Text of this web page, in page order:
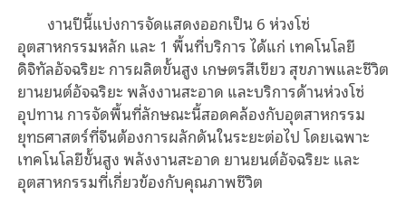
งานปีนี้แบ่งการจัดแสดงออกเป็น 6 ห่วงโซ่
อุตสาหกรรมหลัก และ 1 พื้นที่บริการ ได้แก่ เทคโนโลยี
ดิจิทัลอัจฉริยะ การผลิตขั้นสูง เกษตรสีเขียว สุขภาพและชีวิต
ยานยนต์อัจฉริยะ พลังงานสะอาด และบริการด้านห่วงโซ่
อุปทาน การจัดพื้นที่ลักษณะนี้สอดคล้องกับอุตสาหกรรม
ยุทธศาสตร์ที่จีนต้องการผลักดันในระยะต่อไป โดยเฉพาะ
เทคโนโลยีขั้นสูง พลังงานสะอาด ยานยนต์อัจฉริยะ และ
อุตสาหกรรมที่เกี่ยวข้องกับคุณภาพชีวิต